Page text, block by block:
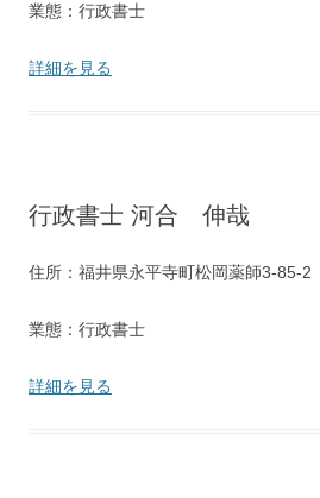
業態：行政書士
詳細を見る
行政書士 河合 伸哉
住所：福井県永平寺町松岡薬師3-85-2
業態：行政書士
詳細を見る